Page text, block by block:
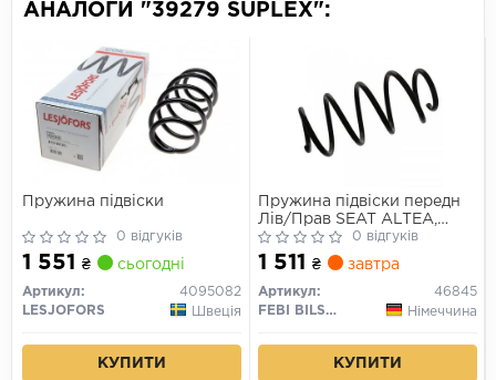
АНАЛОГИ "39279 SUPLEX":
Пружина підвіски
0 відгуків
1 551 ₴ сьогодні
Артикул:
4095082
LESJOFORS
Швеція
КУПИТИ
Пружина підвіски передн
Лів/Прав SEAT ALTEA,
TOLEDO III 1.6 03.04-03.10
0 відгуків
1 511 ₴ завтра
Артикул:
46845
FEBI BILSTEIN
Німеччина
КУПИТИ